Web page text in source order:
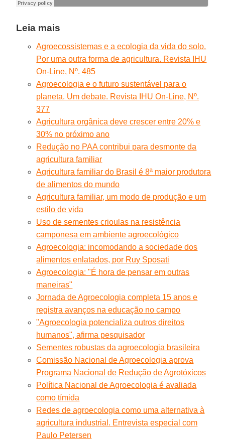
Leia mais
Agroecossistemas e a ecologia da vida do solo.
Por uma outra forma de agricultura. Revista IHU
On-Line, Nº. 485
Agroecologia e o futuro sustentável para o
planeta. Um debate. Revista IHU On-Line, Nº.
377
Agricultura orgânica deve crescer entre 20% e
30% no próximo ano
Redução no PAA contribui para desmonte da
agricultura familiar
Agricultura familiar do Brasil é 8ª maior produtora
de alimentos do mundo
Agricultura familiar, um modo de produção e um
estilo de vida
Uso de sementes crioulas na resistência
camponesa em ambiente agroecológico
Agroecologia: incomodando a sociedade dos
alimentos enlatados, por Ruy Sposati
Agroecologia: "É hora de pensar em outras
maneiras"
Jornada de Agroecologia completa 15 anos e
registra avanços na educação no campo
"Agroecologia potencializa outros direitos
humanos", afirma pesquisador
Sementes robustas da agroecologia brasileira
Comissão Nacional de Agroecologia aprova
Programa Nacional de Redução de Agrotóxicos
Política Nacional de Agroecologia é avaliada
como tímida
Redes de agroecologia como uma alternativa à
agricultura industrial. Entrevista especial com
Paulo Petersen